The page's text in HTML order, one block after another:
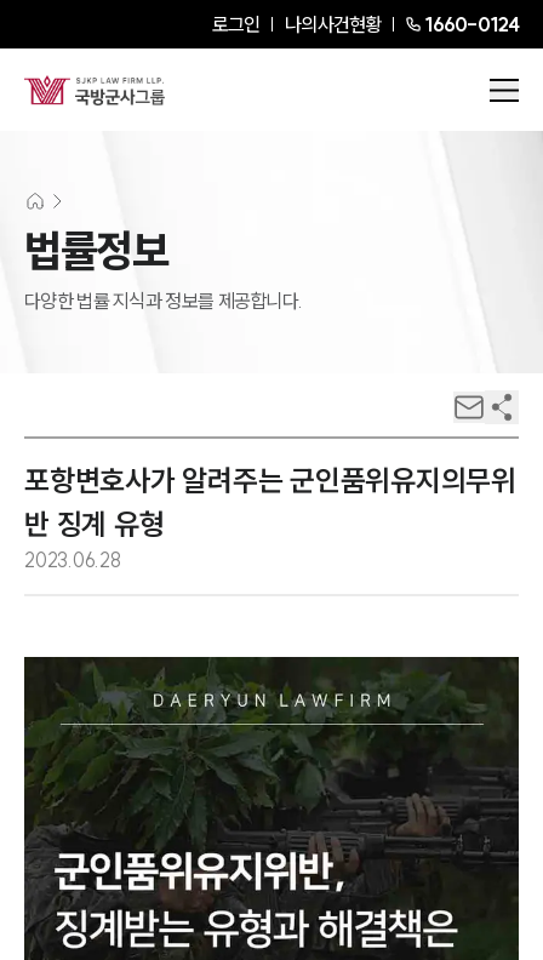
로그인 나의사건현황 1660-0124
법률정보
다양한 법률 지식과 정보를 제공합니다.
포항변호사가 알려주는 군인품위유지의무위
반 징계 유형
2023.06.28